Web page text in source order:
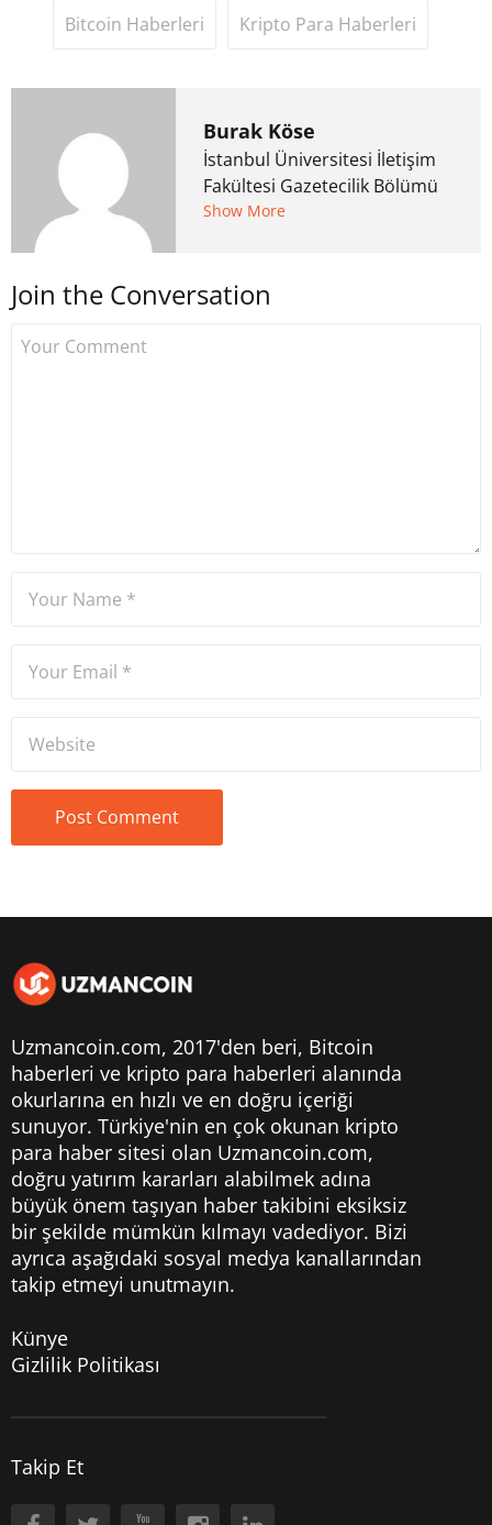
Bitcoin Haberleri Kripto Para Haberleri
Burak Köse
İstanbul Üniversitesi İletişim
Fakültesi Gazetecilik Bölümü
mezunu. 6 yıl ana akım
kurdu. 2017'nin Mayıs ayından
Show More
Join the Conversation
Uzmancoin.com, 2017'den beri, Bitcoin
haberleri ve kripto para haberleri alanında
okurlarına en hızlı ve en doğru içeriği
sunuyor. Türkiye'nin en çok okunan kripto
para haber sitesi olan Uzmancoin.com,
doğru yatırım kararları alabilmek adına
büyük önem taşıyan haber takibini eksiksiz
bir şekilde mümkün kılmayı vadediyor. Bizi
ayrıca aşağıdaki sosyal medya kanallarından
takip etmeyi unutmayın.
Künye
Gizlilik Politikası
Takip Et